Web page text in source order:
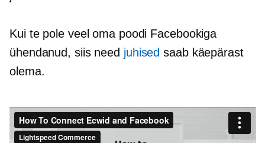
Kui te pole veel oma poodi Facebookiga
ühendanud, siis need juhised saab käepärast
olema.